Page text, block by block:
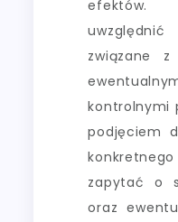
efektów.
związane
kontrolnymi
podjęciem
zapytać o
oraz